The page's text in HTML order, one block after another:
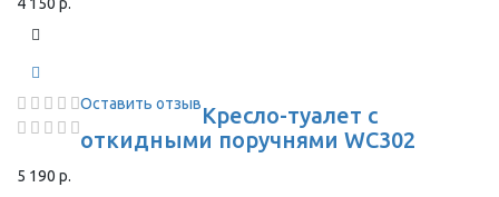
Оставить отзывКресло-туалет с
откидными поручнями WC302
5 190 р.